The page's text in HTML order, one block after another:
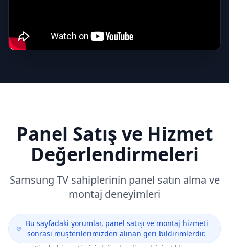
Panel Satış ve Hizmet
Değerlendirmeleri
Samsung TV sahiplerinin panel satın alma ve
montaj deneyimleri
Bu sayfadaki yorumlar, panel satışı ve montaj hizmeti
sonrası müşterilerimizden alınan geri bildirimlerdir.